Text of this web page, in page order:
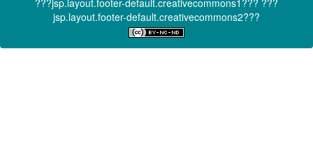
???jsp.layout.footer-default.creativecommons1??? ???
jsp.layout.footer-default.creativecommons2???